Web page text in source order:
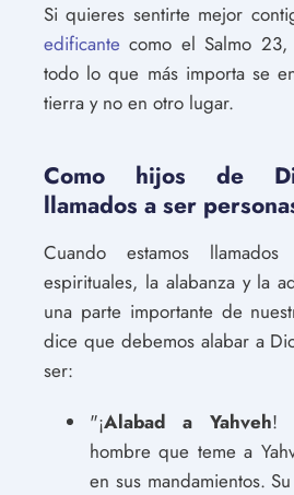
Si quieres sentirte mejor
edificante como el Salmo
todo lo que más importa se
tierra y no en otro lugar.
Como hijos de
llamados a ser
Cuando estamos
espirituales, la alabanza y la
una parte importante de
dice que debemos alabar a
ser:
"¡Alabad a Yahveh!
hombre que teme a
en sus mandamientos.